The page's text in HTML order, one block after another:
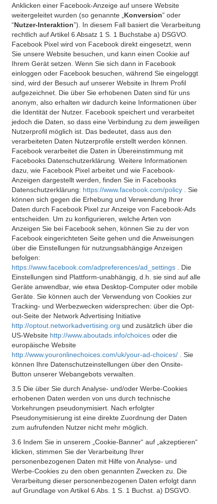
Anklicken einer Facebook-Anzeige auf unsere Website
weitergeleitet wurden (so genannte „ Konversion” oder
“Nutzer-Interaktion”). In diesem Fall basiert die Verarbeitung
rechtlich auf Artikel 6 Absatz 1 S. 1 Buchstabe a) DSGVO.
Facebook Pixel wird von Facebook direkt eingesetzt, wenn
Sie unsere Website besuchen, und kann einen Cookie auf
Ihrem Gerät setzen. Wenn Sie sich dann in Facebook
einloggen oder Facebook besuchen, während Sie eingeloggt
sind, wird der Besuch auf unserer Website in Ihrem Profil
aufgezeichnet. Die über Sie erhobenen Daten sind für uns
anonym, also erhalten wir dadurch keine Informationen über
die Identität der Nutzer. Facebook speichert und verarbeitet
jedoch die Daten, so dass eine Verbindung zu dem jeweiligen
Nutzerprofil möglich ist. Das bedeutet, dass aus den
verarbeiteten Daten Nutzerprofile erstellt werden können.
Facebook verarbeitet die Daten in Übereinstimmung mit
Facebooks Datenschutzerklärung. Weitere Informationen
dazu, wie Facebook Pixel arbeitet und wie Facebook-
Anzeigen dargestellt werden, finden Sie in Facebooks
Datenschutzerklärung: https://www.facebook.com/policy
. Sie
können sich gegen die Erhebung und Verwendung Ihrer
Daten durch Facebook Pixel zur Anzeige von Facebook-Ads
entscheiden. Um zu konfigurieren, welche Arten von
Anzeigen Sie bei Facebook sehen, können Sie zu der von
Facebook eingerichteten Seite gehen und die Anweisungen
über die Einstellungen für nutzungsabhängige Anzeigen
befolgen:
https://www.facebook.com/adpreferences/ad_settings
. Die
Einstellungen sind Plattform-unabhängig, d.h. sie sind auf alle
Geräte anwendbar, wie etwa Desktop-Computer oder mobile
Geräte. Sie können auch der Verwendung von Cookies zur
Tracking- und Werbezwecken widersprechen: über die Opt-
out-Seite der Network Advertising Initiative
http://optout.networkadvertising.org und zusätzlich über die
US-Website http://www.aboutads.info/choices oder die
europäische Website
http://www.youronlinechoices.com/uk/your-ad-choices/
. Sie
können Ihre Datenschutzeinstellungen über den Onsite-
Button unserer Webangebots verwalten.
3.5 Die über Sie durch Analyse- und/oder Werbe-Cookies
erhobenen Daten werden von uns durch technische
Vorkehrungen pseudonymisiert. Nach erfolgter
Pseudonymisierung ist eine direkte Zuordnung der Daten
zum aufrufenden Nutzer nicht mehr möglich.
3.6 Indem Sie in unserem „Cookie-Banner“ auf „akzeptieren“
klicken, stimmen Sie der Verarbeitung Ihrer
personenbezogenen Daten mit Hilfe von Analyse- und
Werbe-Cookies zu den oben genannten Zwecken zu. Die
Verarbeitung dieser personenbezogenen Daten erfolgt dann
auf Grundlage von Artikel 6 Abs. 1 S. 1 Buchst. a) DSGVO.